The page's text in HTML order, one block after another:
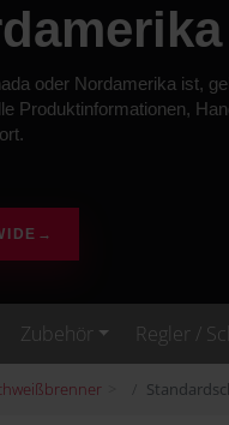
oder Nordamerika ist,
Produktinformationen,
→
Zubehör Regler /